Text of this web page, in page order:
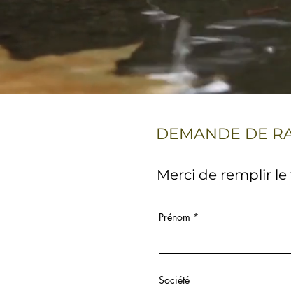
DEMANDE DE
Merci de remplir
Prénom
Société